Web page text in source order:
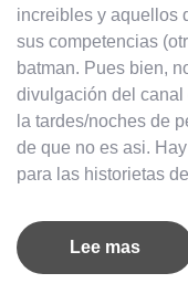
increibles y aquellos
sus competencias
batman. Pues bien,
divulgación del canal
la tardes/noches de
de que no es asi.
para las historietas
Lee mas